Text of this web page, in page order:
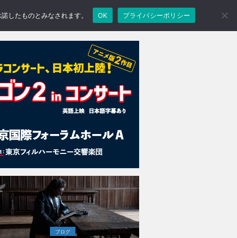
ブログ
したものとみなされます。 OK プライバシーポリシー